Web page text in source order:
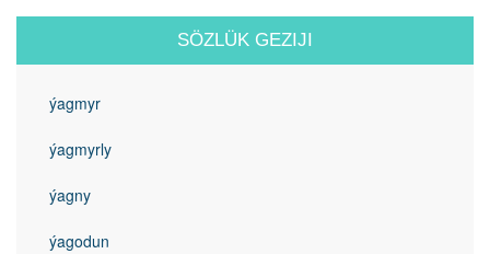
SÖZLÜK GEZIJI
ýagmyr
ýagmyrly
ýagny
ýagodun